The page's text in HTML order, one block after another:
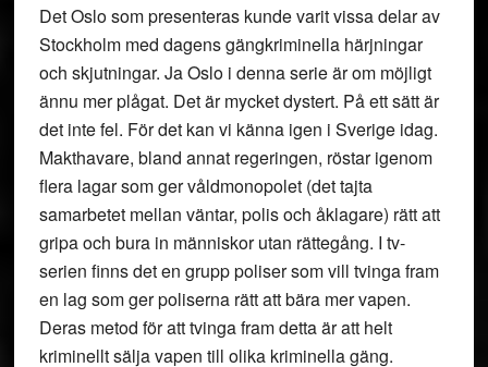
Det Oslo som presenteras kunde varit vissa delar av
Stockholm med dagens gängkriminella härjningar
och skjutningar. Ja Oslo i denna serie är om möjligt
ännu mer plågat. Det är mycket dystert. På ett sätt är
det inte fel. För det kan vi känna igen i Sverige idag.
Makthavare, bland annat regeringen, röstar igenom
flera lagar som ger våldmonopolet (det tajta
samarbetet mellan väntar, polis och åklagare) rätt att
gripa och bura in människor utan rättegång. I tv-
serien finns det en grupp poliser som vill tvinga fram
en lag som ger poliserna rätt att bära mer vapen.
Deras metod för att tvinga fram detta är att helt
kriminellt sälja vapen till olika kriminella gäng.